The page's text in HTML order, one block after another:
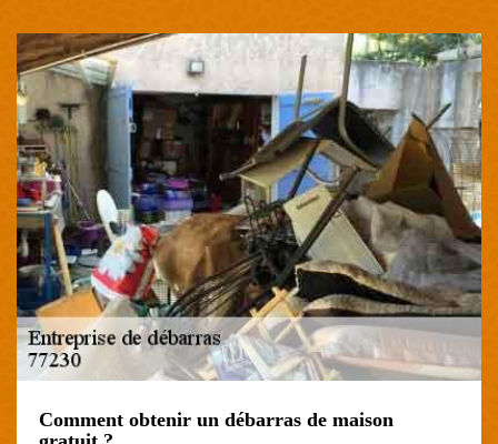
Comment obtenir un débarras de maison